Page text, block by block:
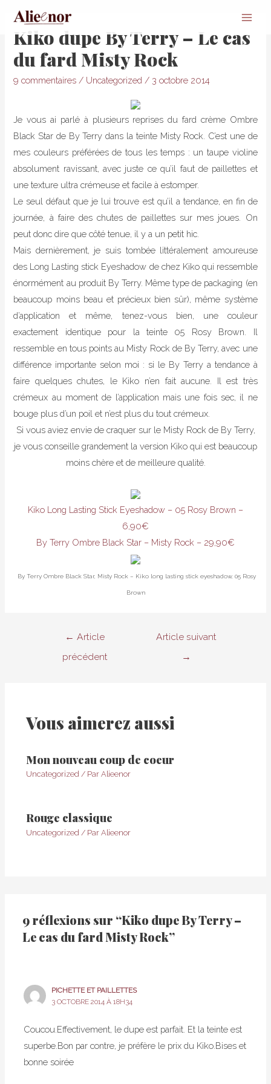
Kiko dupe By Terry – Le cas
du fard Misty Rock
9 commentaires / Uncategorized / 3 octobre 2014
Je vous ai parlé à plusieurs reprises du fard crème Ombre
Black Star de By Terry dans la teinte Misty Rock. C’est une de
mes couleurs préférées de tous les temps : un taupe violine
absolument ravissant, avec juste ce qu’il faut de paillettes et
une texture ultra crémeuse et facile à estomper.
Le seul défaut que je lui trouve est qu’il a tendance, en fin de
journée, à faire des chutes de paillettes sur mes joues. On
peut donc dire que côté tenue, il y a un petit hic.
Mais dernièrement, je suis tombée littéralement amoureuse
des Long Lasting stick Eyeshadow de chez Kiko qui ressemble
énormément au produit By Terry. Même type de packaging (en
beaucoup moins beau et précieux bien sûr), même système
d’application et même, tenez-vous bien, une couleur
exactement identique pour la teinte 05 Rosy Brown. Il
ressemble en tous points au Misty Rock de By Terry, avec une
différence importante selon moi : si le By Terry a tendance à
faire quelques chutes, le Kiko n’en fait aucune. Il est très
crémeux au moment de l’application mais une fois sec, il ne
bouge plus d’un poil et n’est plus du tout crémeux.
Si vous aviez envie de craquer sur le Misty Rock de By Terry,
je vous conseille grandement la version Kiko qui est beaucoup
moins chère et de meilleure qualité.
Kiko Long Lasting Stick Eyeshadow – 05 Rosy Brown –
6,90€
By Terry Ombre Black Star – Misty Rock – 29,90€
By Terry Ombre Black Star, Misty Rock – Kiko long lasting stick eyeshadow, 05 Rosy
Brown
Navigation
← Article
précédent
Article suivant
→
Vous aimerez aussi
Mon nouveau coup de coeur
Uncategorized / Par Alieenor
Rouge classique
Uncategorized / Par Alieenor
9 réflexions sur “Kiko dupe By Terry –
Le cas du fard Misty Rock”
PICHETTE ET PAILLETTES
3 OCTOBRE 2014 À 18H34
Coucou.Effectivement, le dupe est parfait. Et la teinte est
superbe.Bon par contre, je préfère le prix du Kiko.Bises et
bonne soirée